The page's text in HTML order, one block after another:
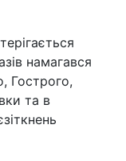
намагався
Гострого,
та в